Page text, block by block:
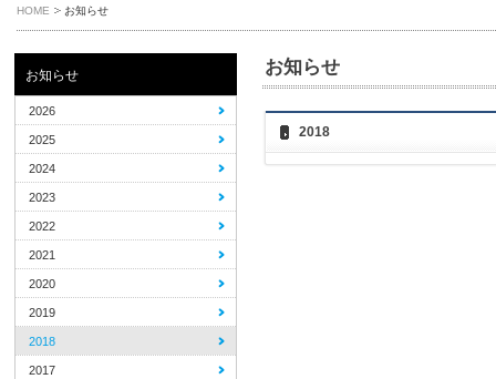
HOME お知らせ
お知らせ
2018
お知らせ
2026
2025
2024
2023
2022
2021
2020
2019
2018
2017